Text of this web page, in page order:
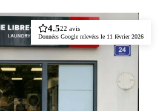
4.522 avis
Données Google relevées le 11 février 2026